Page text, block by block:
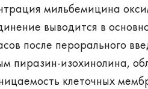
мильбемицина
выводится в
после перорального
пиразин-изохинолина,
клеточных